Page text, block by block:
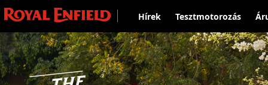
Hírek Tesztmotorozás